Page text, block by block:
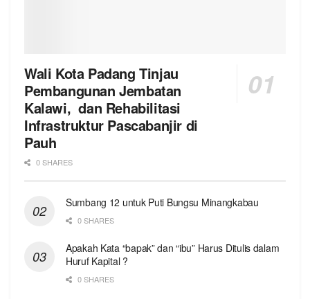
Wali Kota Padang Tinjau
Pembangunan Jembatan
Kalawi, dan Rehabilitasi
Infrastruktur Pascabanjir di
Pauh
0 SHARES
Sumbang 12 untuk Puti Bungsu Minangkabau
0 SHARES
Apakah Kata “bapak” dan “ibu” Harus Ditulis dalam
Huruf Kapital ?
0 SHARES